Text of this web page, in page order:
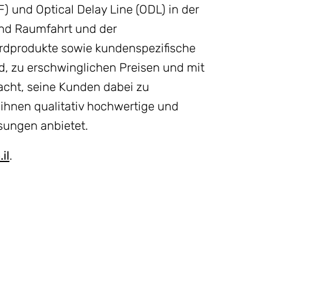
und Optical Delay Line (ODL) in der
Raumfahrt und der
sowie kundenspezifische
zu erschwinglichen Preisen und mit
seine Kunden dabei zu
qualitativ hochwertige und
anbietet.
.